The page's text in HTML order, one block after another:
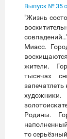
Выпуск № 35
"Жизнь
Миасс.
жители.
тысячах
Родины.
то